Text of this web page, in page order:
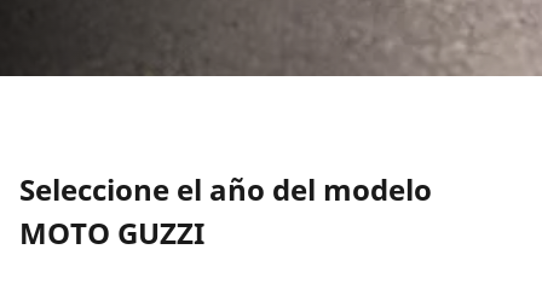
Seleccione el año del modelo
MOTO GUZZI